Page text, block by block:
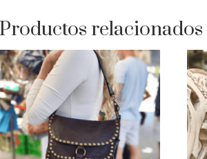
Productos relacionados